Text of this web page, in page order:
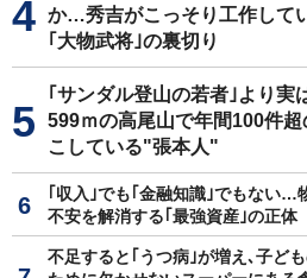
か…秀吉がこっそり工作して
｢大物武将｣の裏切り
｢サンダル登山の若者｣より
599ｍの高尾山で年間100件
こしている"張本人"
｢収入｣でも｢金融知識｣でもない
不安を解消する｢最強資産｣の正体
不足すると｢うつ病｣が増え､子ど